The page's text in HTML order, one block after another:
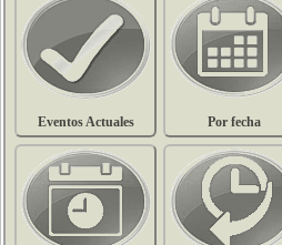
Eventos Actuales Por fecha